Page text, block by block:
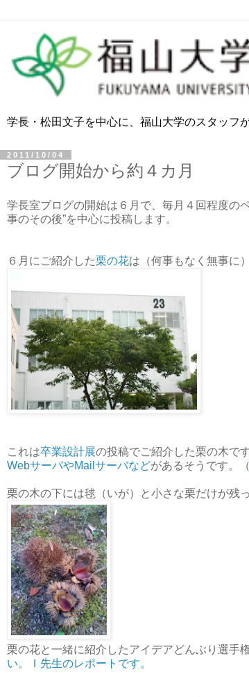
学長・松田文子を中心に、福山大学のスタッフ
2011/10/04
ブログ開始から約４カ月
学長室ブログの開始は６月で、毎月４回程度の
事のその後”を中心に投稿します。
６月にご紹介した栗の花は（何事もなく無事に
これは卒業設計展の投稿でご紹介した栗の木で
WebサーバやMailサーバなどがあるそうです。（
栗の木の下には毬（いが）と小さな栗だけが残
栗の花と一緒に紹介したアイデアどんぶり選手
い。Ｉ先生のレポートです。